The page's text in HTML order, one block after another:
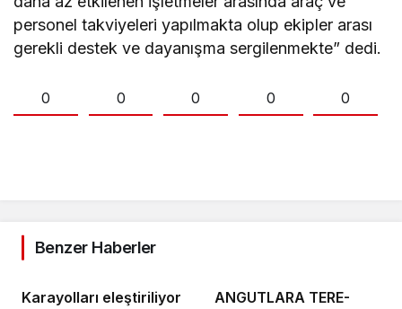
personel takviyeleri yapılmakta olup ekipler arası
gerekli destek ve dayanışma sergilenmekte” dedi.
0 0 0 0 0
Benzer Haberler
Karayolları eleştiriliyor
ANGUTLARA TERE-